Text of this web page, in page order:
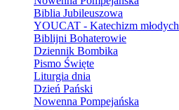
Biblia Jubileuszowa
YOUCAT - Katechizm młodych
Biblijni Bohaterowie
Dziennik Bombika
Pismo Święte
Liturgia dnia
Dzień Pański
Nowenna Pompejańska